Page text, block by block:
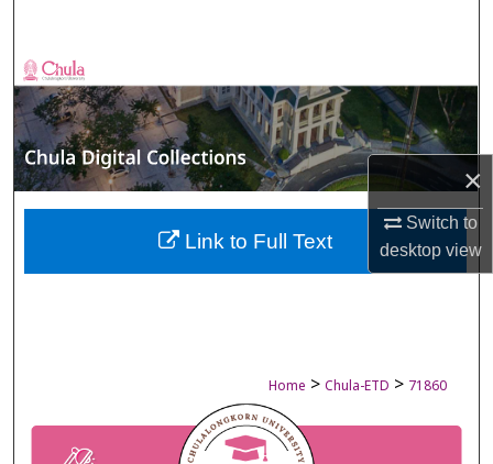
×
Switch to
desktopview
Browse Collections
My Account
About
Digital Commons Network™
Home > Chula-ETD > 71860
Link to Full Text